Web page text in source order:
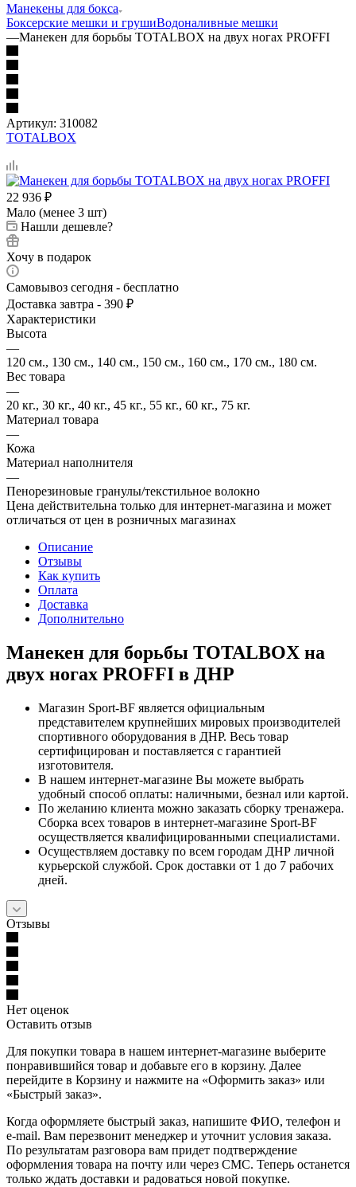
Манекены для бокса
Боксерские мешки и грушиВодоналивные мешки
—Манекен для борьбы TOTALBOX на двух ногах PROFFI
Артикул: 310082
TOTALBOX
22 936 ₽
Мало (менее 3 шт)
Нашли дешевле?
Хочу в подарок
Самовывоз сегодня - бесплатно
Доставка завтра - 390 ₽
Характеристики
Высота
—
120 см., 130 см., 140 см., 150 см., 160 см., 170 см., 180 см.
Вес товара
—
20 кг., 30 кг., 40 кг., 45 кг., 55 кг., 60 кг., 75 кг.
Материал товара
—
Кожа
Материал наполнителя
—
Пенорезиновые гранулы/текстильное волокно
Цена действительна только для интернет-магазина и может
отличаться от цен в розничных магазинах
Описание
Отзывы
Как купить
Оплата
Доставка
Дополнительно
Манекен для борьбы TOTALBOX на
двух ногах PROFFI в ДНР
Магазин Sport-BF является официальным
представителем крупнейших мировых производителей
спортивного оборудования в ДНР. Весь товар
сертифицирован и поставляется с гарантией
изготовителя.
В нашем интернет-магазине Вы можете выбрать
удобный способ оплаты: наличными, безнал или картой.
По желанию клиента можно заказать сборку тренажера.
Сборка всех товаров в интернет-магазине Sport-BF
осуществляется квалифицированными специалистами.
Осуществляем доставку по всем городам ДНР личной
курьерской службой. Срок доставки от 1 до 7 рабочих
дней.
Отзывы
Нет оценок
Оставить отзыв
Для покупки товара в нашем интернет-магазине выберите
понравившийся товар и добавьте его в корзину. Далее
перейдите в Корзину и нажмите на «Оформить заказ» или
«Быстрый заказ».
Когда оформляете быстрый заказ, напишите ФИО, телефон и
e-mail. Вам перезвонит менеджер и уточнит условия заказа.
По результатам разговора вам придет подтверждение
оформления товара на почту или через СМС. Теперь останется
только ждать доставки и радоваться новой покупке.